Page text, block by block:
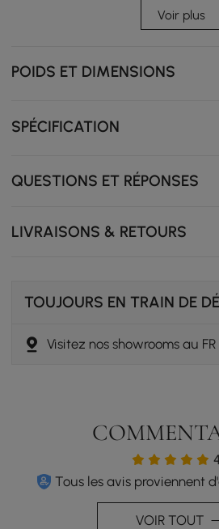
garantissent la sécurité tout en
livres. Un équilibre parfait entre
Artisanat en rotin : assise et
organique
durable
les utilisateurs de différentes
Voir plus
POIDS ET DIMENSIONS
SPÉCIFICATION
QUESTIONS ET RÉPONSES
LIVRAISONS & RETOURS
TOUJOURS EN TRAIN DE
Visitez nos showrooms au FR
Tous les avis proviennent
VOIR TOUT